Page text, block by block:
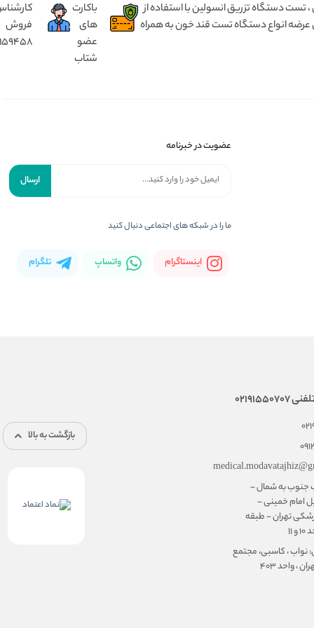
بدون درد ، مختص کودک ۱ تا ۵ سال و بزرگسال از ۵ سال تا ۹۰ سال ، تست دستگاه تزریق انسولین با استفاده از
انواع دستگاه تست قند خون به همراه
باکارت
های
عضو
شتاب
فروش
عضویت در خبرنامه
ارسال
ما را در شبکه های اجتماعی دنبال کنید
اینستاگرام واتساپ تلگرام
جنوب به شمال -
امام خمینی -
تهران - طبقه
نواب ، کاسبی، مجتمع
، واحد ۴۰۳
بازگشت به بالا